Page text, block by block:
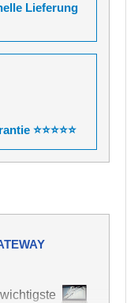
Lieferung
⭐⭐⭐⭐⭐